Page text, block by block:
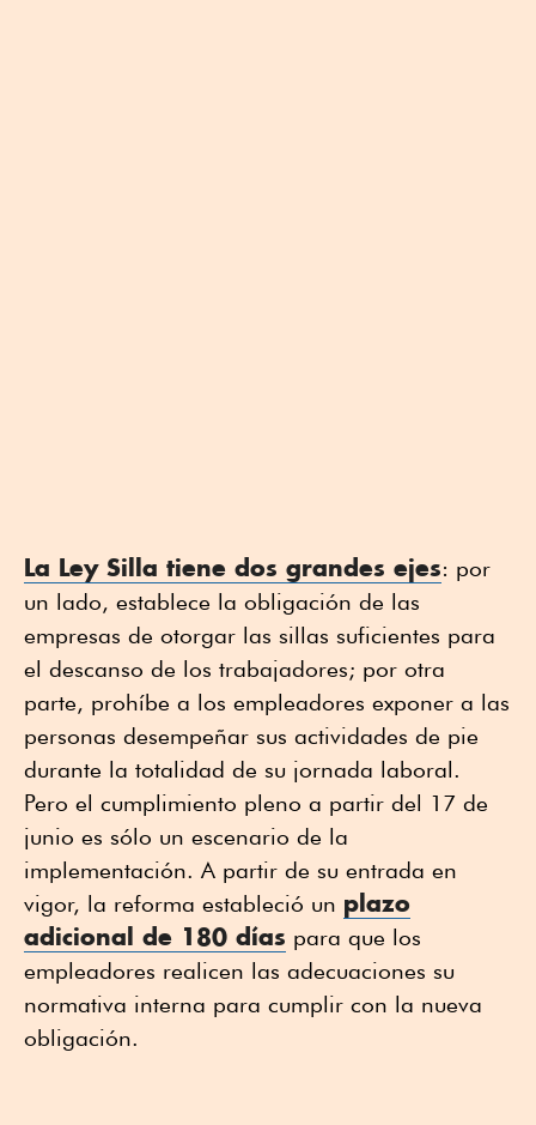
La Ley Silla tiene dos grandes ejes: por
un lado, establece la obligación de las
empresas de otorgar las sillas suficientes para
el descanso de los trabajadores; por otra
parte, prohíbe a los empleadores exponer a las
personas desempeñar sus actividades de pie
durante la totalidad de su jornada laboral.
Pero el cumplimiento pleno a partir del 17 de
junio es sólo un escenario de la
implementación. A partir de su entrada en
vigor, la reforma estableció un plazo
adicional de 180 días para que los
empleadores realicen las adecuaciones su
normativa interna para cumplir con la nueva
obligación.